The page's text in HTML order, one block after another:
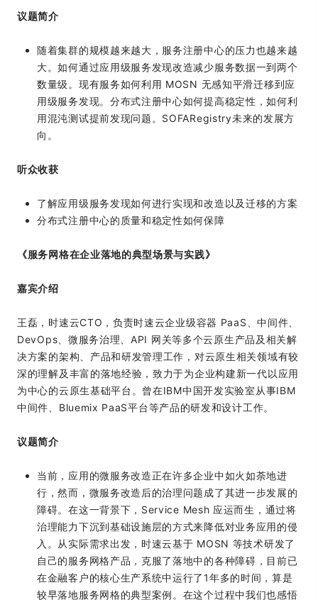
议题简介
随着集群的规模越来越大，服务注册中心的压力也越来越
大。如何通过应用级服务发现改造减少服务数据一到两个
数量级。现有服务如何利用 MOSN 无感知平滑迁移到应
用级服务发现。分布式注册中心如何提高稳定性，如何利
用混沌测试提前发现问题。SOFARegistry未来的发展方
向。
听众收获
了解应用级服务发现如何进行实现和改造以及迁移的方案
分布式注册中心的质量和稳定性如何保障
《服务网格在企业落地的典型场景与实践》
嘉宾介绍
王磊，时速云CTO，负责时速云企业级容器 PaaS、中间件、
DevOps、微服务治理、API 网关等多个云原生产品及相关解
决方案的架构、产品和研发管理工作，对云原生相关领域有较
深的理解及丰富的落地经验，致力于为企业构建新一代以应用
为中心的云原生基础平台。曾在IBM中国开发实验室从事IBM
中间件、Bluemix PaaS平台等产品的研发和设计工作。
议题简介
当前，应用的微服务改造正在许多企业中如火如荼地进
行，然而，微服务改造后的治理问题成了其进一步发展的
障碍。在这一背景下，Service Mesh 应运而生，通过将
治理能力下沉到基础设施层的方式来降低对业务应用的侵
入。从实际需求出发，时速云基于 MOSN 等技术研发了
自己的服务网格产品，克服了落地中的各种障碍，目前已
在金融客户的核心生产系统中运行了1年多的时间，算是
较早落地服务网格的典型案例。在这个过程中我们也感悟